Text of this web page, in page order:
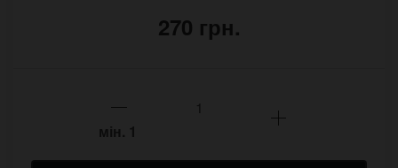
270 грн.
мін. 1